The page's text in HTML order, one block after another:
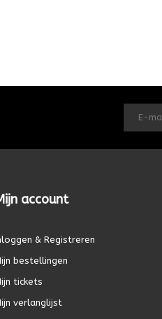
account
& Registreren
bestellingen
tickets
verlanglijst